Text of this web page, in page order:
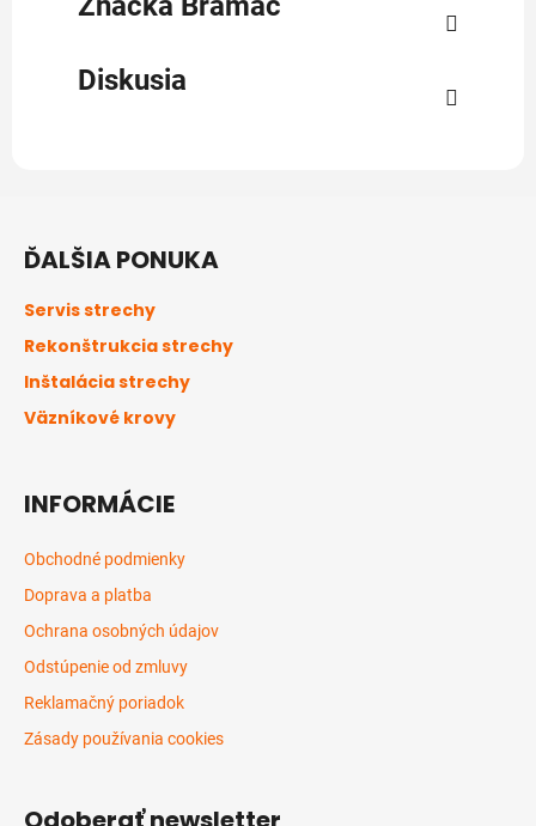
Diskusia
ĎALŠIA PONUKA
Servis strechy
Rekonštrukcia strechy
Inštalácia strechy
Väzníkové krovy
INFORMÁCIE
Obchodné podmienky
Doprava a platba
Ochrana osobných údajov
Odstúpenie od zmluvy
Reklamačný poriadok
Zásady používania cookies